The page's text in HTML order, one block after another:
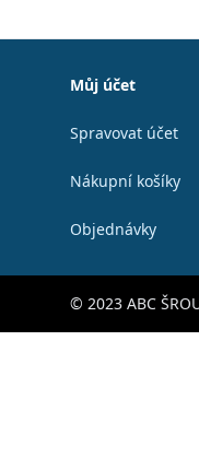
Můj účet
Spravovat účet
Nákupní košíky
Objednávky
© 2023 ABC